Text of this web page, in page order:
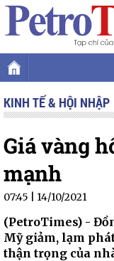
KINH TẾ & HỘI NHẬP
Giá vàng
mạnh
07:45 | 14/10/2021
(PetroTimes) -
Mỹ giảm, lạm
thận trọng của